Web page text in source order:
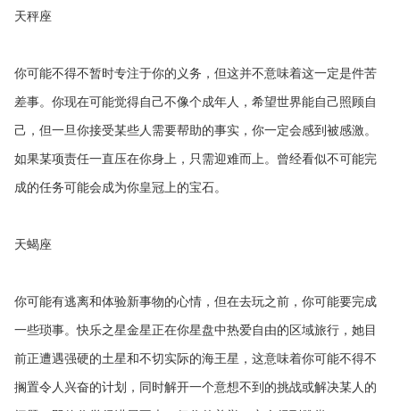
天秤座
你可能不得不暂时专注于你的义务，但这并不意味着这一定是件苦
差事。你现在可能觉得自己不像个成年人，希望世界能自己照顾自
己，但一旦你接受某些人需要帮助的事实，你一定会感到被感激。
如果某项责任一直压在你身上，只需迎难而上。曾经看似不可能完
成的任务可能会成为你皇冠上的宝石。
天蝎座
你可能有逃离和体验新事物的心情，但在去玩之前，你可能要完成
一些琐事。快乐之星金星正在你星盘中热爱自由的区域旅行，她目
前正遭遇强硬的土星和不切实际的海王星，这意味着你可能不得不
搁置令人兴奋的计划，同时解开一个意想不到的挑战或解决某人的